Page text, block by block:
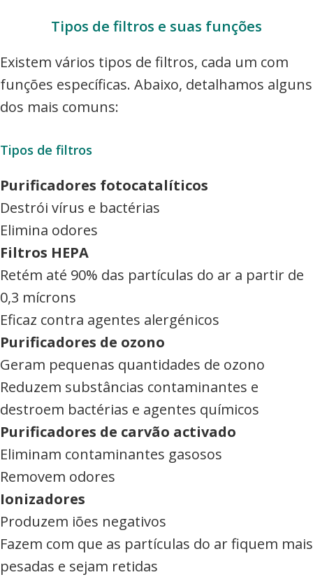
Tipos de filtros e suas funções
Existem vários tipos de filtros, cada um com
funções específicas. Abaixo, detalhamos alguns
dos mais comuns:
Tipos de filtros
Purificadores fotocatalíticos
Destrói vírus e bactérias
Elimina odores
Filtros HEPA
Retém até 90% das partículas do ar a partir de
0,3 mícrons
Eficaz contra agentes alergénicos
Purificadores de ozono
Geram pequenas quantidades de ozono
Reduzem substâncias contaminantes e
destroem bactérias e agentes químicos
Purificadores de carvão activado
Eliminam contaminantes gasosos
Removem odores
Ionizadores
Produzem iões negativos
Fazem com que as partículas do ar fiquem mais
pesadas e sejam retidas